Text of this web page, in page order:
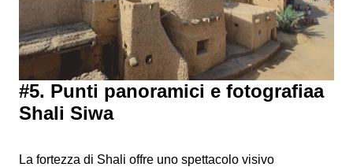
#5. Punti panoramici e fotografiaa
Shali Siwa
La fortezza di Shali offre uno spettacolo visivo